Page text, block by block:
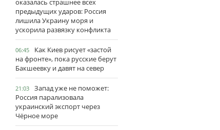
оказалась страшнее всех
предыдущих ударов: Россия
лишила Украину моря и
ускорила развязку конфликта
06:45
Как Киев рисует «застой
на фронте», пока русские берут
Бакшеевку и давят на север
21:03
Запад уже не поможет:
Россия парализовала
украинский экспорт через
Чёрное море